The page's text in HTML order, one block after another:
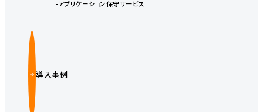
アプリケーション保守サービス
導入事例